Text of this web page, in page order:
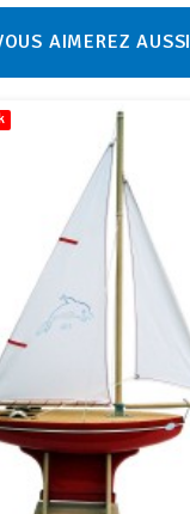
AIMEREZ AUSSI